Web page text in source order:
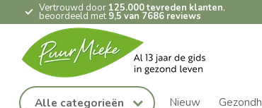
Vertrouwd door 125.000 tevreden klanten,
beoordeeld met 9,5 van 7686 reviews
Alle categorieën Nieuw